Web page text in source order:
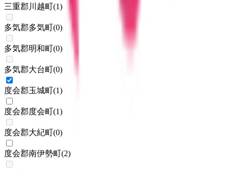
三重郡川越町(1)
多気郡多気町(0)
多気郡明和町(0)
多気郡大台町(0)
度会郡玉城町(1)
度会郡度会町(1)
度会郡大紀町(0)
度会郡南伊勢町(2)